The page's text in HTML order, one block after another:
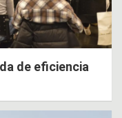
de eficiencia